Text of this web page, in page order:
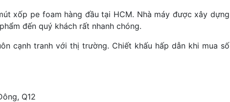
xốp pe foam hàng đầu tại HCM. Nhà máy được xây dựng
đến quý khách rất nhanh chóng.
cạnh tranh với thị trường. Chiết khấu hấp dẫn khi mua số
Q12